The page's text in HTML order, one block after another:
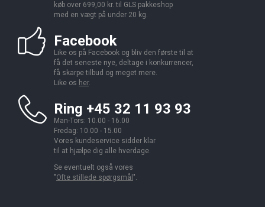
køb over 699,00 kr. til GLS pakkeshop
med en vægt på under 20 kg.
Facebook
Like os på Facebook og bliv den første til at
få det seneste nye, deltage i konkurrencer,
få skarpe tilbud og meget mere.
Like os her.
Ring +45 32 11 93 93
Man-Tors: 10.00 - 16.00
Fredag: 10.00 - 15.00
Vores kundeservice sidder klar
til at hjælpe dig alle hverdage.
Se eventuelt også vores
"Ofte stillede spørgsmål ".